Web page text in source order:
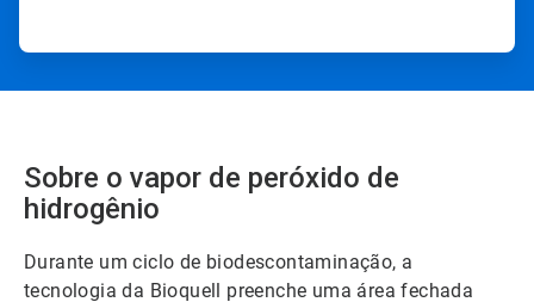
Sobre o vapor de peróxido de
hidrogênio
Durante um ciclo de biodescontaminação, a
tecnologia da Bioquell preenche uma área fechada